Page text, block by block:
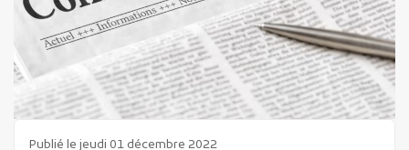
Publié le jeudi 01 décembre 2022